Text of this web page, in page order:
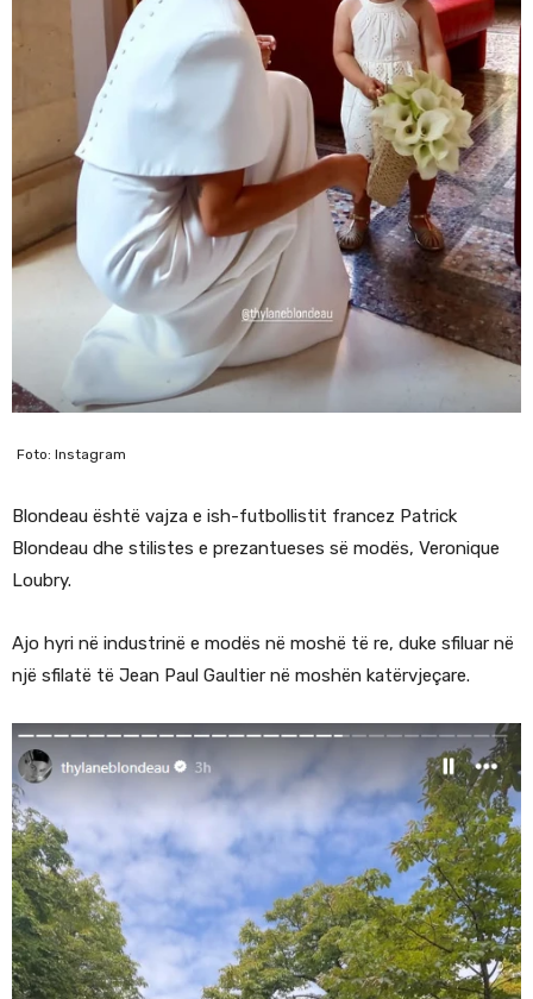
Foto: Instagram
Blondeau është vajza e ish-futbollistit francez Patrick
Blondeau dhe stilistes e prezantueses së modës, Veronique
Loubry.
Ajo hyri në industrinë e modës në moshë të re, duke sfiluar në
një sfilatë të Jean Paul Gaultier në moshën katërvjeçare.